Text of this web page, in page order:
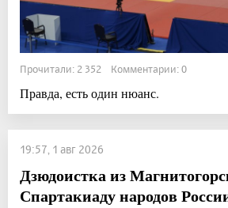
Прочитали: 2 352 Комментарии: 0
Правда, есть один нюанс.
19:57, 1 авг 2026
Дзюдоистка из
Спартакиаду народов